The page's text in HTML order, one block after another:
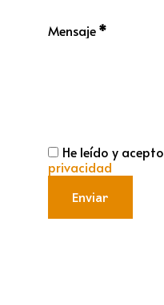
Mensaje*
He leído y
privacidad
Enviar